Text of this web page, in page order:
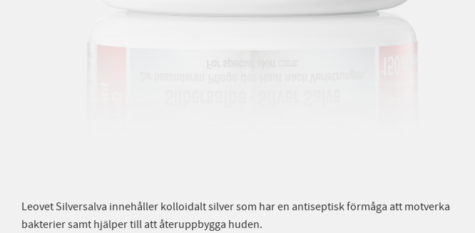
Leovet Silversalva innehåller kolloidalt silver som har en antiseptisk förmåga att motverka
bakterier samt hjälper till att återuppbygga huden.